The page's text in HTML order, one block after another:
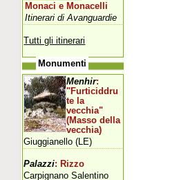
Monaci e Monacelli
Itinerari di Avanguardie
Tutti gli itinerari
Monumenti
Menhir:
"Furticiddru
te la
vecchia"
(Masso della
vecchia)
Giuggianello (LE)
Palazzi: Rizzo
Carpignano Salentino